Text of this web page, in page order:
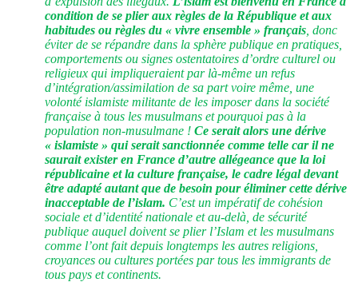
condition de se plier aux règles de la République et aux
habitudes ou règles du « vivre ensemble » français, donc
éviter de se répandre dans la sphère publique en pratiques,
comportements ou signes ostentatoires d’ordre culturel ou
religieux qui impliqueraient par là-même un refus
d’intégration/assimilation de sa part voire même, une
volonté islamiste militante de les imposer dans la société
française à tous les musulmans et pourquoi pas à la
population non-musulmane ! Ce serait alors une dérive
« islamiste » qui serait sanctionnée comme telle car il ne
saurait exister en France d’autre allégeance que la loi
républicaine et la culture française, le cadre légal devant
être adapté autant que de besoin pour éliminer cette dérive
inacceptable de l’islam. C’est un impératif de cohésion
sociale et d’identité nationale et au-delà, de sécurité
publique auquel doivent se plier l’Islam et les musulmans
comme l’ont fait depuis longtemps les autres religions,
croyances ou cultures portées par tous les immigrants de
tous pays et continents.